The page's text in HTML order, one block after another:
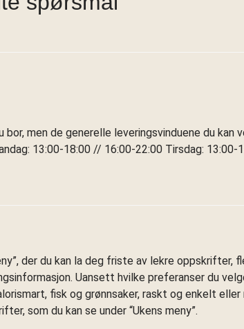
men de generelle leveringsvinduene du kan
13:00-18:00 // 16:00-22:00 Tirsdag: 13:00-
der du kan la deg friste av lekre oppskrifter,
Uansett hvilke preferanser du
fisk og grønnsaker, raskt og enkelt eller
som du kan se under “Ukens meny”.